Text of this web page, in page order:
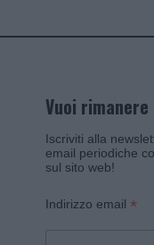
Vuoi
Iscriviti alla
email periodiche
sul sito web!
Indirizzo email *